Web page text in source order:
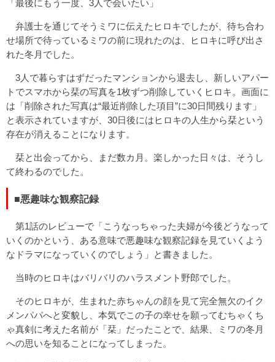
「最後にもう一度、3人で会いたい」
弁護士を通じてそうミワに伝えたヒロキでしたが、待ち合わ
せ場所で待っているミワの前に現れたのは、ヒロキに呼び出さ
れた冬月でした。
3人で暮らすはずだったマンションから退去し、新しいアパー
トでスマホから栞の写真を1枚ずつ削除していくヒロキ。画面に
は「削除された写真は“最近削除した項目”に30日間残ります」
と表示されていますが、30日後にはヒロキの人生から栞という
存在が消えることになります。
栞と出会ってから、まだ数カ月。楽しかった日々は、そうし
て終わるのでした。
■悪趣味な観察記録
第1話のレビューで「こうなっちゃった夫婦が今後どうなって
いくのかという、ある意味で悪趣味な観察記録を見ていくよう
なドラマになっていくのでしょう」と書きました。
当時のヒロキはバリバリのハラスメント野郎でした。
そのヒロキが、生まれた赤ちゃんの顔を見て完全無欠のイク
メンパパへと変貌し、本気でこの子の幸せを願ってむちゃくち
ゃ真剣に考えた名前が「栞」だったことで、結果、ミワの冬月
への思いを知ることになってしまった。